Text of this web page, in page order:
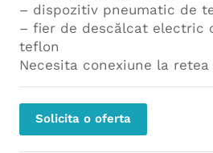
– dispozitiv pneumatic de
– fier de descălcat electric
teflon
Necesita conexiune la
Solicita o oferta